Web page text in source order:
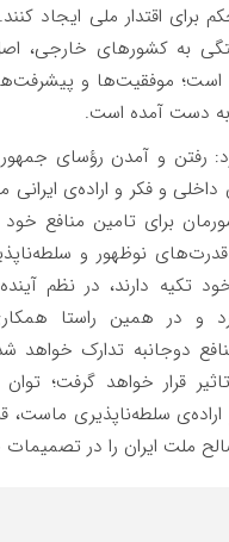
برای اقتدار ملی ایجاد
به کشور‌های خارجی،
است؛ موفقیت‌ها و
دست آمده است.
رفتن و آمدن رؤسای
داخلی و فکر و اراده‌ی
برای تامین منافع
نوظهور و
تکیه دارند، در نظم
و در همین راستا
دوجانبه تدارک خواهد
قرار خواهد گرفت؛ توان
اراده‌ی سلطه‌ناپذیری
ملت ایران را در